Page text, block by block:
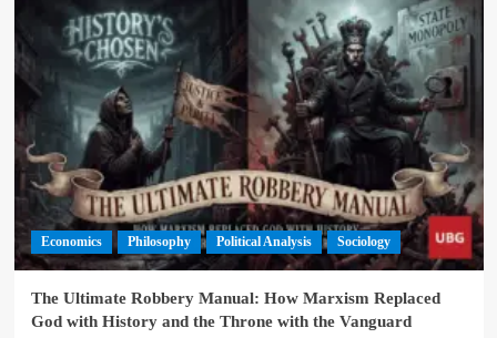
Economics Philosophy Political Analysis Sociology
The Ultimate Robbery Manual: How Marxism Replaced
God with History and the Throne with the Vanguard